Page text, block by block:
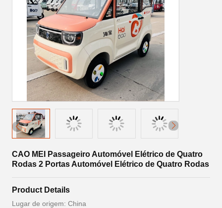
CAO MEI Passageiro Automóvel Elétrico de Quatro
Rodas 2 Portas Automóvel Elétrico de Quatro Rodas
Product Details
Lugar de origem: China